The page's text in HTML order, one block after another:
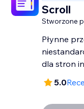
Scroll
Stworzone
Płynne
dla stron
5.0